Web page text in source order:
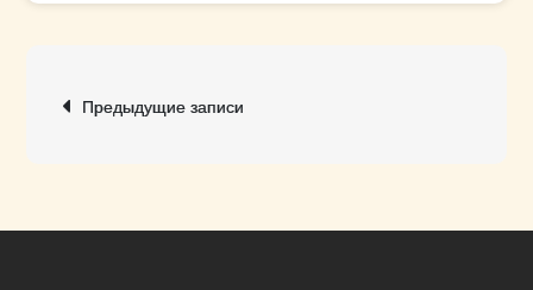
Навигация
Предыдущие записи